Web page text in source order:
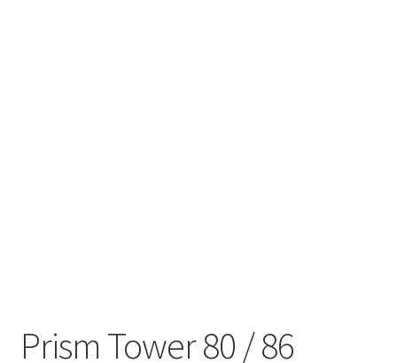
Prism Tower 80 / 86